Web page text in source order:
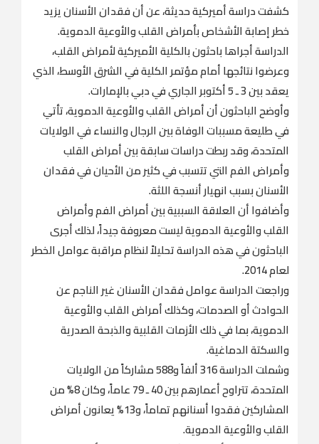
كشفت دراسة أميركية حديثة، عن أن فقدان الأسنان يزيد
خطر إصابة الأشخاص بأمراض القلب والأوعية الدموية.
الدراسة أجراها باحثون بالكلية الأميركية لأمراض القلب،
وعرضوا نتائجها أمام مؤتمر الكلية في الشرق الأوسط، الذي
يعقد بين 3 ـ 5 أكتوبر الجاري في دبي بالإمارات.
وأوضح الباحثون أن أمراض القلب والأوعية الدموية، تأتي
في طليعة مسببات الوفاة بين الرجال والنساء في الولايات
المتحدة، وقد ربطت دراسات سابقة بين أمراض القلب
وأمراض الفم التي تتسبب في كثير من الأحيان في فقدان
الأسنان بسبب انهيار أنسجة اللثة.
وأضافوا أن العلاقة السببية بين أمراض الفم وأمراض
القلب والأوعية الدموية ليست معروفة جيداً، لذلك أجرى
الباحثون في هذه الدراسة تحليلاً لنظام مراقبة عوامل الخطر
لعام 2014.
وراجعت الدراسة عوامل فقدان الأسنان غير الناجم عن
الحوادث أو الصدمات، وكذلك أمراض القلب والأوعية
الدموية، بما في ذلك الأزمات القلبية والذبحة الصدرية
والسكتة الدماغية.
وشملت الدراسة 316 ألفاً و588 مشاركاً من الولايات
المتحدة، تتراوح أعمارهم بين 40 ـ 79 عاماً، وكان 8% من
المشاركين فقدوا أسنانهم تماماً، و13% يعانون أمراض
القلب والأوعية الدموية.